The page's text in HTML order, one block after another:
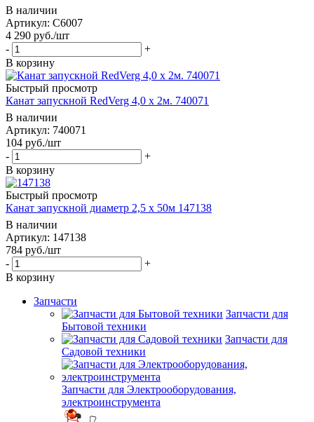
В наличии
Артикул: C6007
4 290 руб./шт
-
+
В корзину
Быстрый просмотр
Канат запускной RedVerg 4,0 х 2м. 740071
В наличии
Артикул: 740071
104 руб./шт
-
+
В корзину
Быстрый просмотр
Канат запускной диаметр 2,5 х 50м 147138
В наличии
Артикул: 147138
784 руб./шт
-
+
В корзину
Запчасти
Запчасти для
Бытовой техники
Запчасти для
Садовой техники
Запчасти для Электрооборудования,
электроинструмента